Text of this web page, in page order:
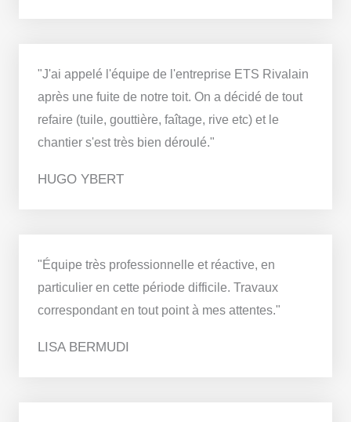
"J'ai appelé l'équipe de l'entreprise ETS Rivalain
après une fuite de notre toit. On a décidé de tout
refaire (tuile, gouttière, faîtage, rive etc) et le
chantier s'est très bien déroulé."
HUGO YBERT
"Équipe très professionnelle et réactive, en
particulier en cette période difficile. Travaux
correspondant en tout point à mes attentes."
LISA BERMUDI